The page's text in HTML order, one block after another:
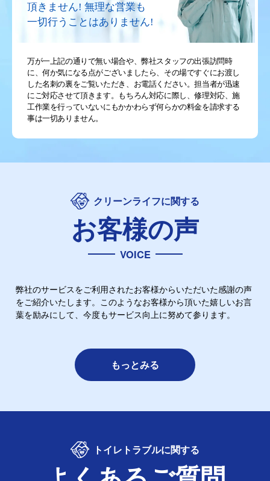
頂きません! 無理な営業も
一切行うことはありません!
万が一上記の通りで無い場合や、弊社スタッフの出張訪問時
に、何か気になる点がございましたら、その場ですぐにお渡し
した名刺の裏をご覧いただき、お電話ください。担当者が迅速
にご対応させて頂きます。もちろん対応に際し、修理対応、施
工作業を行っていないにもかかわらず何らかの料金を請求する
事は一切ありません。
クリーンライフに関する
お客様の声
VOICE
弊社のサービスをご利用されたお客様からいただいた感謝の声
をご紹介いたします。このようなお客様から頂いた嬉しいお言
葉を励みにして、今度もサービス向上に努めて参ります。
もっとみる
トイレトラブルに関する